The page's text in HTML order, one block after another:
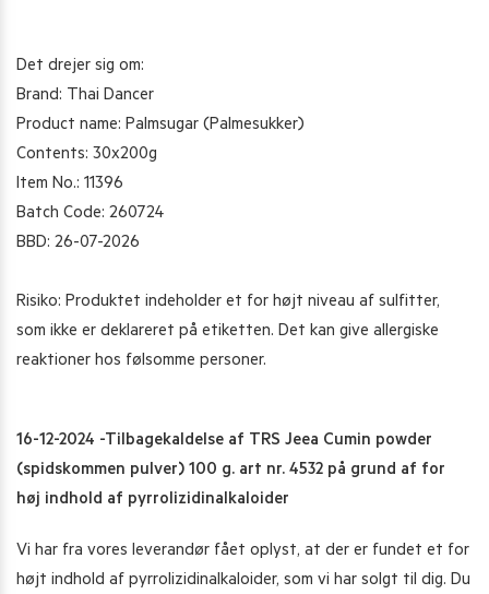
Det drejer sig om:
Brand: Thai Dancer
Product name: Palmsugar (Palmesukker)
Contents: 30x200g
Item No.: 11396
Batch Code: 260724
BBD: 26-07-2026
Risiko: Produktet indeholder et for højt niveau af sulfitter,
som ikke er deklareret på etiketten. Det kan give allergiske
reaktioner hos følsomme personer.
16-12-2024 -Tilbagekaldelse af TRS Jeea Cumin powder
(spidskommen pulver) 100 g. art nr. 4532 på grund af for
høj indhold af pyrrolizidinalkaloider
Vi har fra vores leverandør fået oplyst, at der er fundet et for
højt indhold af pyrrolizidinalkaloider, som vi har solgt til dig. Du